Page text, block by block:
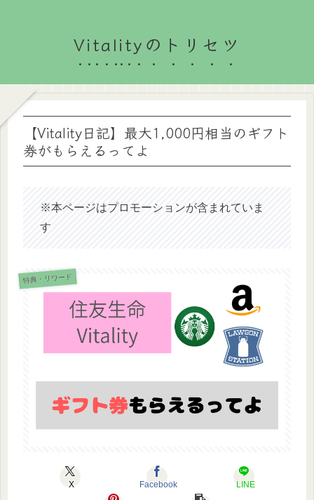
Vitalityのトリセツ
【Vitality日記】最大1,000円相当のギフト
券がもらえるってよ
※本ページはプロモーションが含まれていま
す
特典・リワード
X Facebook LINE